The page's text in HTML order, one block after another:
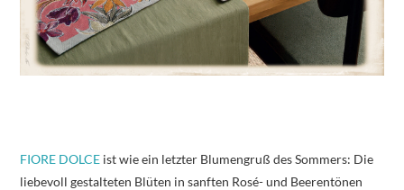
FIORE DOLCE ist wie ein letzter Blumengruß des Sommers: Die
liebevoll gestalteten Blüten in sanften Rosé- und Beerentönen